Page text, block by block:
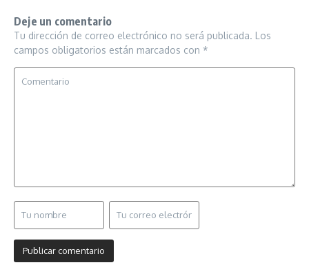
Deje un comentario
Tu dirección de correo electrónico no será publicada. Los
campos obligatorios están marcados con *